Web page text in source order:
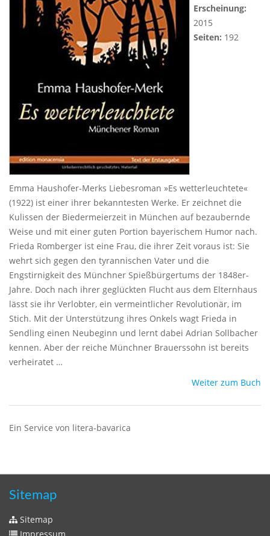
Erscheinung:
2015
Seiten: 192
Emma Haushofer-Merks Liebesroman »Es wetterleuchtete«
(1922) ist einer ihrer bekanntesten Werke. Er zeichnet die
Kulissen der Biedermeierzeit in München auf bezaubernde
Weise und mit einer guten Portion bayerischem Humor nach.
Frieda Romberger ist eine Frau, die ihrer Zeit voraus ist: Sie
wehrt sich gegen den tyrannischen Vater und die
Engstirnigkeit des Münchner Spießbürgertums der 1848er-
Jahre. Doch nach ihrer geglückten Flucht aus dem Elternhaus
lässt sie ihr Verlobter, ein vermeintlicher Revolutionär, im
Stich. Mit der Unterstützung ihres Onkels wagt Frieda in
Sendling einen Neubeginn und lernt dabei Adrian Sollbacher
kennen. Aber der reiche Münchner Brauerssohn ist bereits
verheiratet …
Weiter zum Buch
Ein Service von litera-bavarica
Sitemap
Sitemap